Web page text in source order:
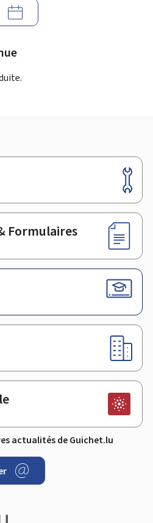
Formulaires
actualités de Guichet.lu